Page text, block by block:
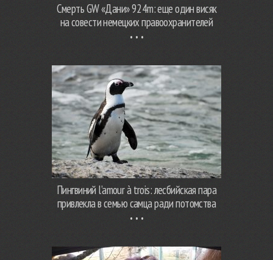
Смерть GW «Дани» 924m: еще один висяк
на совести немецких правоохранителей
Пингвиний l’amour à trois: лесбийская пара
привлекла в семью самца ради потомства